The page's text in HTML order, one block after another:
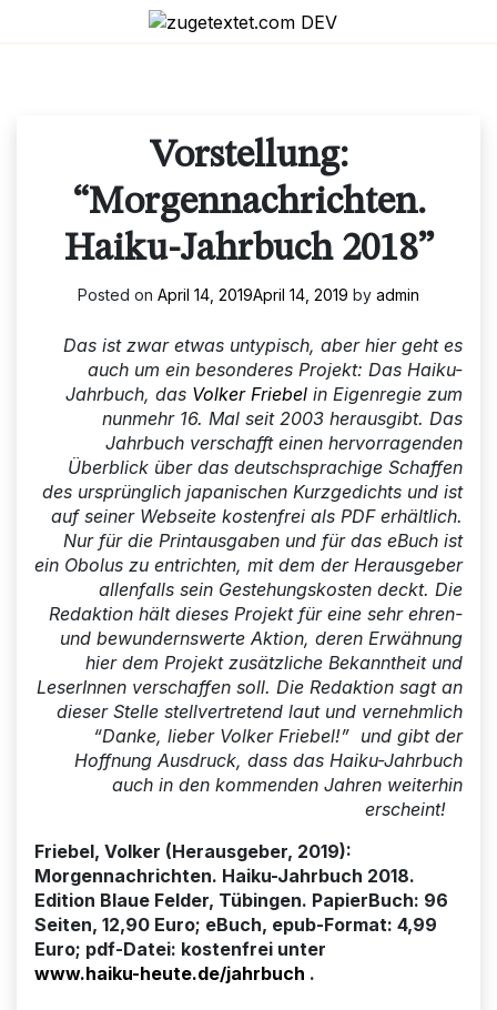
Vorstellung:
“Morgennachrichten.
Haiku-Jahrbuch 2018”
Posted on April 14, 2019April 14, 2019 by admin
Das ist zwar etwas untypisch, aber hier geht es
auch um ein besonderes Projekt: Das Haiku-
Jahrbuch, das Volker Friebel in Eigenregie zum
nunmehr 16. Mal seit 2003 herausgibt. Das
Jahrbuch verschafft einen hervorragenden
Überblick über das deutschsprachige Schaffen
des ursprünglich japanischen Kurzgedichts und ist
auf seiner Webseite kostenfrei als PDF erhältlich.
Nur für die Printausgaben und für das eBuch ist
ein Obolus zu entrichten, mit dem der Herausgeber
allenfalls sein Gestehungskosten deckt. Die
Redaktion hält dieses Projekt für eine sehr ehren-
und bewundernswerte Aktion, deren Erwähnung
hier dem Projekt zusätzliche Bekanntheit und
LeserInnen verschaffen soll. Die Redaktion sagt an
dieser Stelle stellvertretend laut und vernehmlich
“Danke, lieber Volker Friebel!” und gibt der
Hoffnung Ausdruck, dass das Haiku-Jahrbuch
auch in den kommenden Jahren weiterhin
erscheint!
Friebel, Volker (Herausgeber, 2019):
Morgennachrichten. Haiku-Jahrbuch 2018.
Edition Blaue Felder, Tübingen. PapierBuch: 96
Seiten, 12,90 Euro; eBuch, epub-Format: 4,99
Euro; pdf-Datei: kostenfrei unter
www.haiku-heute.de/jahrbuch .